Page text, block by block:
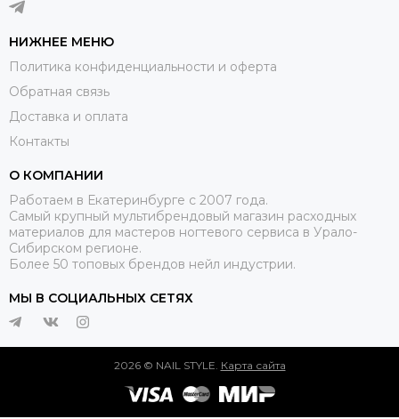
НИЖНЕЕ МЕНЮ
Политика конфиденциальности и оферта
Обратная связь
Доставка и оплата
Контакты
О КОМПАНИИ
Работаем в Екатеринбурге с 2007 года.
Самый крупный мультибрендовый магазин расходных
материалов для мастеров ногтевого сервиса в Урало-
Сибирском регионе.
Более 50 топовых брендов нейл индустрии.
МЫ В СОЦИАЛЬНЫХ СЕТЯХ
2026 © NAIL STYLE. Карта сайта